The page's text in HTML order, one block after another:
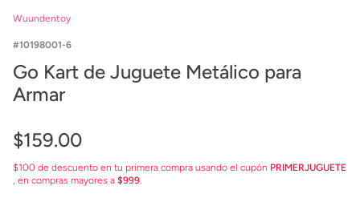
Wuundentoy
10198001-6
Go Kart de Juguete Metálico para
Armar
$159.00
$100 de descuento en tu primera compra usando el cupón PRIMERJUGUETE
, en compras mayores a $999.